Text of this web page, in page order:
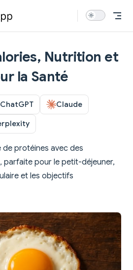
Nutrition et
la Santé
ChatGPT Claude
protéines avec des
parfaite pour le petit-déjeuner,
et les objectifs